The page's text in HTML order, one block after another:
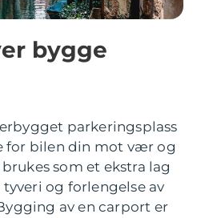
bygge
parkeringsplass
for bilen din mot vær og
som et ekstra lag
og forlengelse av
av en carport er